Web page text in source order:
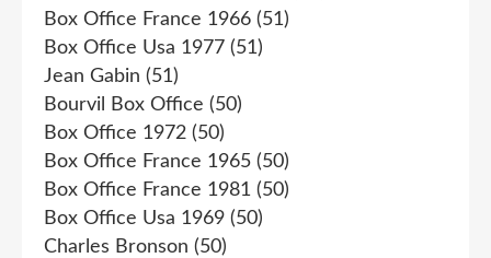
Box Office France 1966 (51)
Box Office Usa 1977 (51)
Jean Gabin (51)
Bourvil Box Office (50)
Box Office 1972 (50)
Box Office France 1965 (50)
Box Office France 1981 (50)
Box Office Usa 1969 (50)
Charles Bronson (50)